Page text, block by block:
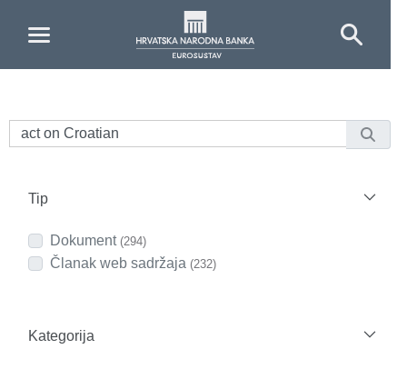
Tip
Dokument (294)
Članak web sadržaja (232)
Kategorija